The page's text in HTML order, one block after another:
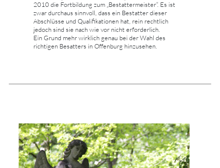
2010 die Fortbildung zum „Bestattermeister“. Es ist
zwar durchaus sinnvoll, dass ein Bestatter dieser
Abschlüsse und Qualifikationen hat, rein rechtlich
jedoch sind sie nach wie vor nicht erforderlich.
Ein Grund mehr wirklich genau bei der Wahl des
richtigen Besatters in Offenburg hinzusehen.